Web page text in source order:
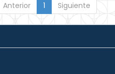
Anterior 1 Siguiente